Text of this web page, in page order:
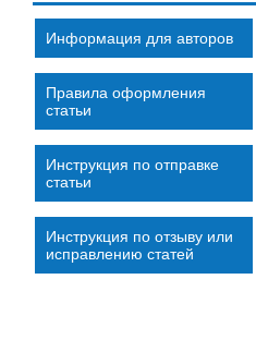
Информация для авторов
Правила оформления
статьи
Инструкция по отправке
статьи
Инструкция по отзыву или
исправлению статей